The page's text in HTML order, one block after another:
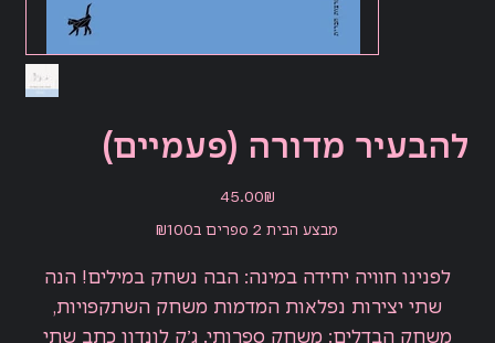
להבעיר מדורה (פעמיים)
מחיר
‏45.00 ‏₪
מבצע הבית 2 ספרים ב₪100
לפנינו חוויה יחידה במינה: הבה נשחק במילים! הנה
שתי יצירות נפלאות המדמות משחק השתקפויות,
משחק הבדלים: משחק ספרותי. ג׳ק לונדון כתב שתי